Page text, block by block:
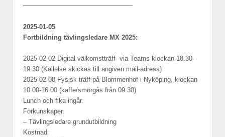
———————————————–
2025-01-05
Fortbildning tävlingsledare MX 2025:
2025-02-02 Digital välkomstträff via Teams klockan 18.30-
19.30 (Kallelse skickas till angiven mail-adress)
2025-02-08 Fysisk träff på Blommenhof i Nyköping, klockan
10.00-16.00 (kaffe/smörgås från 09.30)
Lunch och fika ingår.
Förkunskaper:
– Tävlingsledare grundutbildning
Kostnad: